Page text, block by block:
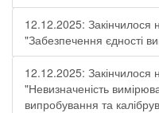
12.12.2025: Закінчилося
"Забезпечення єдності
12.12.2025: Закінчилося
"Невизначеність
випробування та